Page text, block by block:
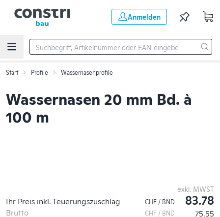
Anmelden
Start Profile Wassernasenprofile
Wassernasen 20 mm Bd. à
100 m
exkl. MWST
Ihr Preis inkl. Teuerungszuschlag CHF / BND 83.78
Brutto CHF / BND
75.55